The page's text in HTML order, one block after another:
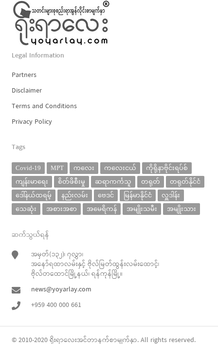
Legal Information
Partners
Disclaimer
Terms and Conditions
Privacy Policy
Tags
Covid-19 MPT ကလေး ကလေးငယ်
ကိုရိုနာဗိုင်းရပ်စ်
ကျန်းမာရေး
စိတ်ဖိစီးမှု ဆရာကင်္ကသူ တရုတ်
တရုတ်နိုင်ငံ
ဒေါ်နယ်ထရမ့်
နည်းလမ်း ဗေဒင် မြန်မာနိုင်ငံ
လှူဒါန်း
သေဆုံး
အစားအစာ အမေရိကန် အမျိုးသမီး အမျိုးသား
ဆက်သွယ်ရန်
အမှတ်(၁၃၂)၊ ၇လွှာ၊
အနော်ရထာလမ်းနှင့် ဗိုလ်မြတ်ထွန်းလမ်းထောင့်၊
ဗိုလ်တထောင်မြို့နယ်၊ ရန်ကုန်မြို့။
news@yoyarlay.com
+959 400 000 661
© 2010-2020ရိုးရာလေးအင်တာနက်စာမျက်နှာ. All rights reserved.